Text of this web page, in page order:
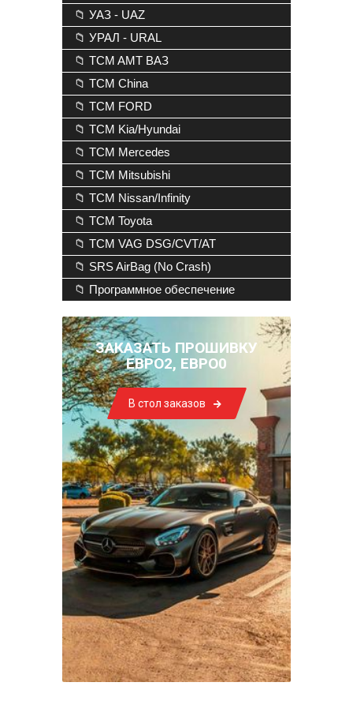
📁 УАЗ - UAZ
📁 УРАЛ - URAL
📁 TCM AMT ВАЗ
📁 TCM China
📁 TCM FORD
📁 TCM Kia/Hyundai
📁 TCM Mercedes
📁 TCM Mitsubishi
📁 TCM Nissan/Infinity
📁 TCM Toyota
📁 TCM VAG DSG/CVT/AT
📁 SRS AirBag (No Crash)
📁 Программное обеспечение
ЗАКАЗАТЬ ПРОШИВКУ
ЕВРО2, ЕВРО0
В стол заказов